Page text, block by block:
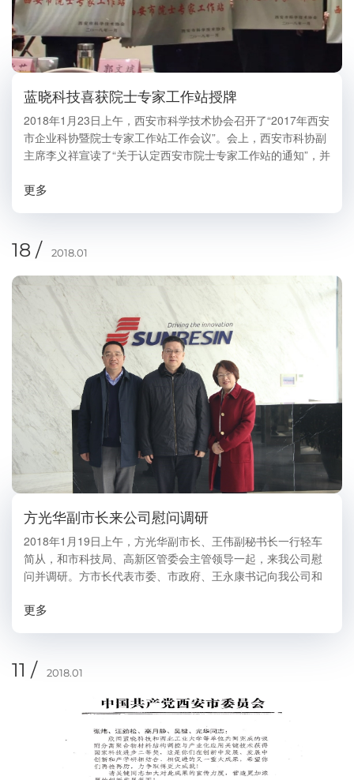
蓝晓科技喜获院士专家工作站授牌
2018年1月23日上午，西安市科学技术协会召开了“2017年西安
市企业科协暨院士专家工作站工作会议”。会上，西安市科协副
主席李义祥宣读了“关于认定西安市院士专家工作站的通知”，并
女士代表蓝晓科技接受了授牌。...
更多
18 / 2018.01
方光华副市长来公司慰问调研
2018年1月19日上午，方光华副市长、王伟副秘书长一行轻车
简从，和市科技局、高新区管委会主管领导一起，来我公司慰
问并调研。方市长代表市委、市政府、王永康书记向我公司和
产业化应用关键技术”获得2017年度国家...
更多
11 / 2018.01